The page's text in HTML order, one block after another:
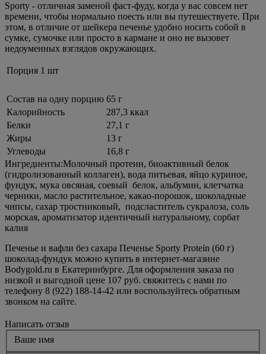
Sporty - отличная заменой фаст-фуду, когда у вас совсем нет
времени, чтобы нормально поесть или вы путешествуете. При
этом, в отличие от шейкера печенье удобно носить собой в
сумке, сумочке или просто в кармане и оно не вызовет
недоуменных взглядов окружающих.
Порция 1 шт
Состав на одну порцию 65 г
Калорийность
287,3 ккал
Белки
27,1 г
Жиры
13 г
Углеводы
16,8 г
Ингредиенты:Молочный протеин, биоактивный белок
(гидролизованный коллаген), вода питьевая, яйцо куриное,
фундук, мука овсяная, соевый белок, альбумин, клетчатка
черники, масло растительное, какао-порошок, шоколадные
чипсы, сахар тростниковый, подсластитель сукралоза, соль
морская, ароматизатор идентичный натуральному, сорбат
калия
Печенье и вафли без сахара Печенье Sporty Protein (60 г)
шоколад-фундук можно купить в интернет-магазине
Bodygold.ru в Екатеринбурге. Для оформления заказа по
низкой и выгодной цене 107 руб. свяжитесь с нами по
телефону 8 (922) 188-14-42 или воспользуйтесь обратным
звонком на сайте.
Написать отзыв
Ваше имя